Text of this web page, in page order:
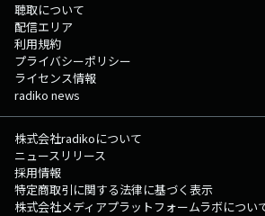
聴取について
配信エリア
利用規約
プライバシーポリシー
ライセンス情報
radiko news
株式会社radikoについて
ニュースリリース
採用情報
特定商取引に関する法律に基づく表示
株式会社メディアプラットフォームラボについ